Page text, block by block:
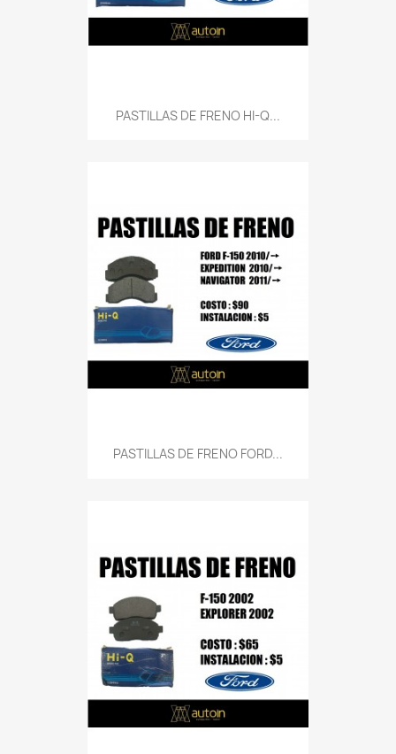
PASTILLAS DE FRENO HI-Q...
PASTILLAS DE FRENO FORD...